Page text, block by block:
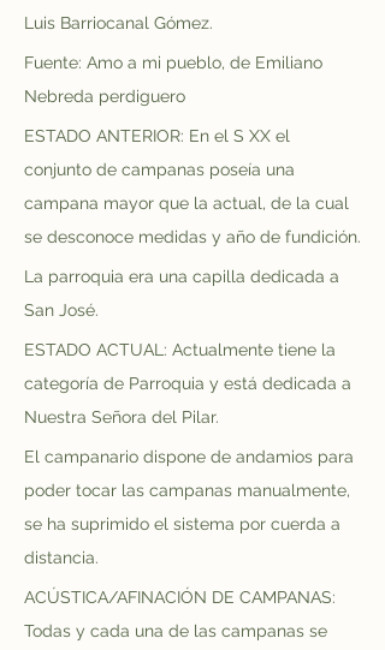
Luis Barriocanal Gómez.
Fuente: Amo a mi pueblo, de Emiliano
Nebreda perdiguero
ESTADO ANTERIOR: En el S XX el
conjunto de campanas poseía una
campana mayor que la actual, de la cual
se desconoce medidas y año de fundición.
La parroquia era una capilla dedicada a
San José.
ESTADO ACTUAL: Actualmente tiene la
categoría de Parroquia y está dedicada a
Nuestra Señora del Pilar.
El campanario dispone de andamios para
poder tocar las campanas manualmente,
se ha suprimido el sistema por cuerda a
distancia.
ACÚSTICA/AFINACIÓN DE CAMPANAS:
Todas y cada una de las campanas se